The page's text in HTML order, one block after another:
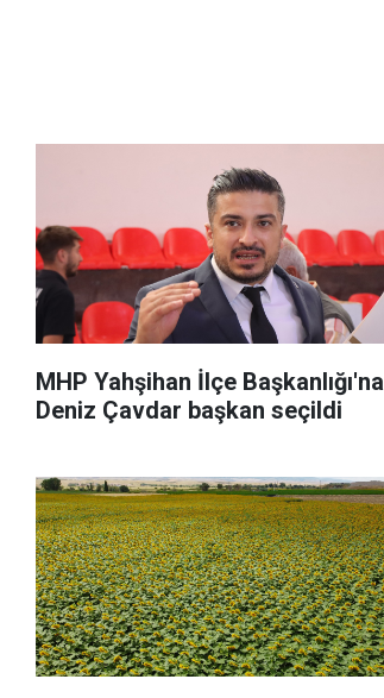
MHP Yahşihan İlçe Başkanlığı'na
Deniz Çavdar başkan seçildi